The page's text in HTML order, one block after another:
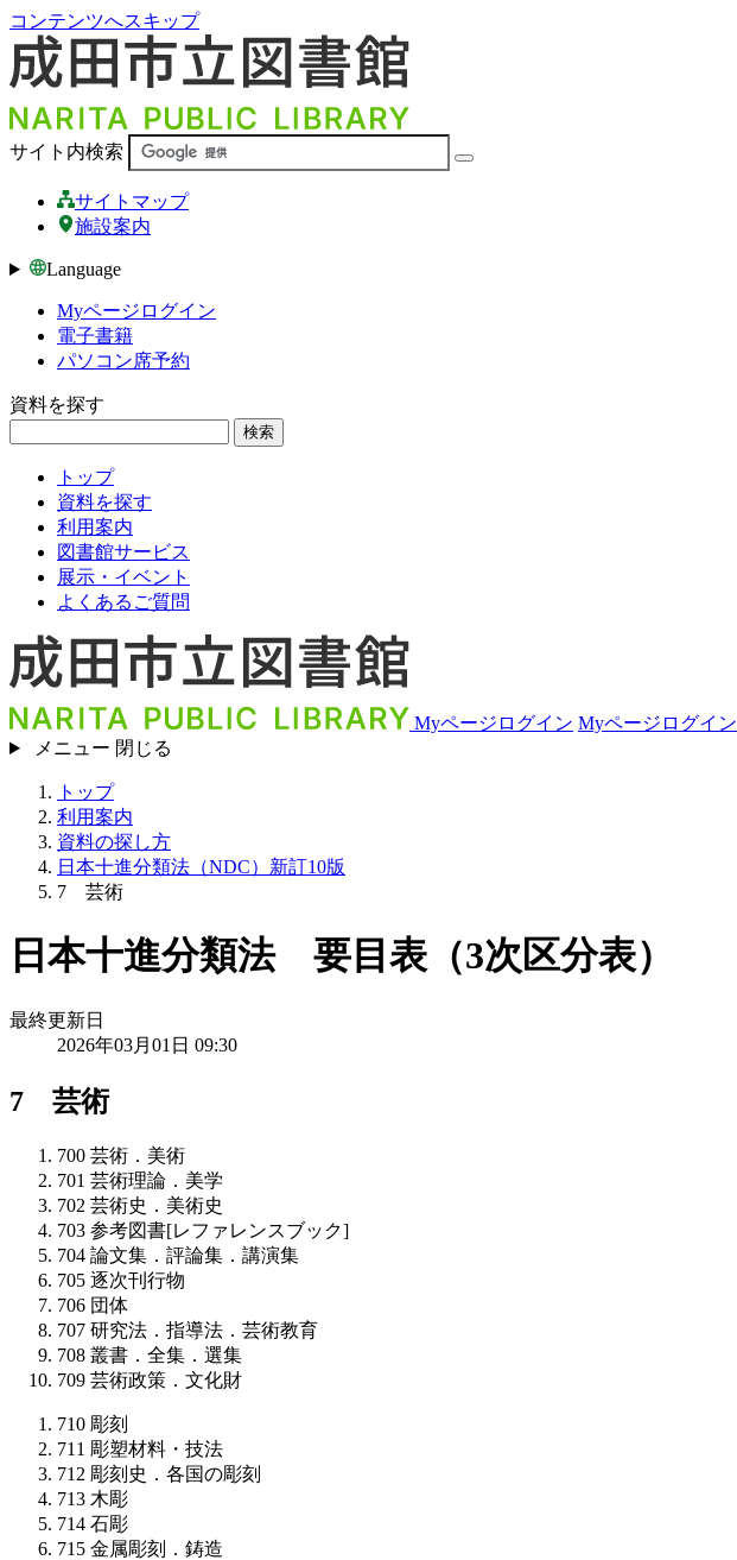
コンテンツへスキップ
サイト内検索
サイトマップ
施設案内
Language
Myページログイン
電子書籍
パソコン席予約
資料を探す
検索
トップ
資料を探す
利用案内
図書館サービス
展示・イベント
よくあるご質問
Myページログイン Myページログイン
メニュー 閉じる
トップ
利用案内
資料の探し方
日本十進分類法（NDC）新訂10版
7 芸術
日本十進分類法 要目表（3次区分表）
最終更新日
2026年03月01日 09:30
7 芸術
700 芸術．美術
701 芸術理論．美学
702 芸術史．美術史
703 参考図書[レファレンスブック]
704 論文集．評論集．講演集
705 逐次刊行物
706 団体
707 研究法．指導法．芸術教育
708 叢書．全集．選集
709 芸術政策．文化財
710 彫刻
711 彫塑材料・技法
712 彫刻史．各国の彫刻
713 木彫
714 石彫
715 金属彫刻．鋳造